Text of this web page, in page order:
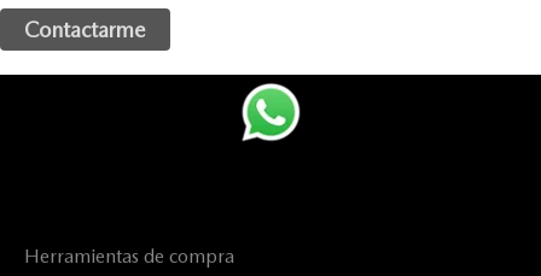
Herramientas de compra